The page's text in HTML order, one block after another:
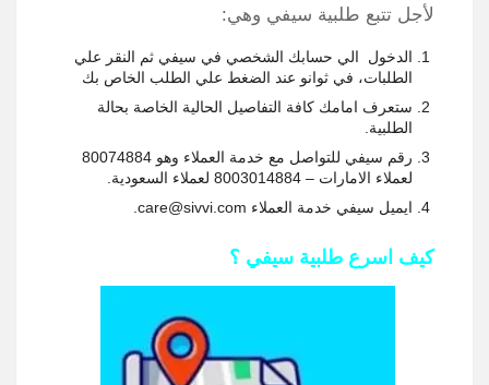
لأجل تتبع طلبية سيفي وهي:
الدخول الي حسابك الشخصي في سيفي ثم النقر علي
الطلبات، في ثوانو عند الضغط علي الطلب الخاص بك
ستعرف امامك كافة التفاصيل الحالية الخاصة بحالة
الطلبية.
رقم سيفي للتواصل مع خدمة العملاء وهو 80074884
لعملاء الامارات – 8003014884 لعملاء السعودية.
ايميل سيفي خدمة العملاء care@sivvi.com.
كيف اسرع طلبية سيفي ؟